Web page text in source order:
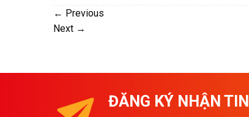
← Previous
Next →
ĐĂNG KÝ NHẬN TIN